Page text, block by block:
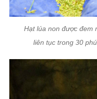
Hạt lúa non được đem
liên tục trong 30